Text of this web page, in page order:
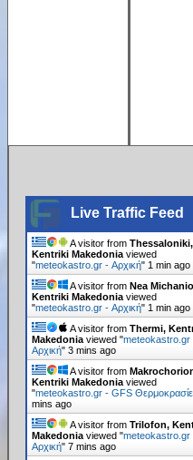
Live Traffic Feed
A visitor fromThessaloniki,
Kentriki Makedonia viewed
"meteokastro.gr - Αρχική" 1 min ago
A visitor fromNea
Kentriki Makedonia viewed
"meteokastro.gr - Αρχική" 1 min ago
A visitor fromThermi,
Makedonia viewed "meteokastro.gr
Αρχική"3 mins ago
A visitor from
Kentriki Makedonia viewed
"meteokastro.gr - GFS
mins ago
A visitor fromTrilofon,
Makedonia viewed "meteokastro.gr
Αρχική"7 mins ago